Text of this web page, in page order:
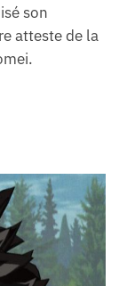
son
atteste de la